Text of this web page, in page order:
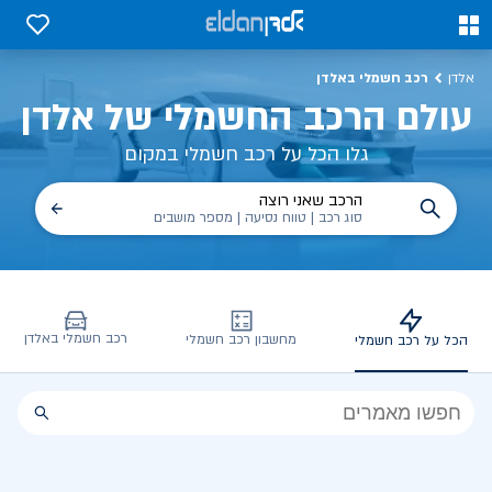
0
0
אלדן רכב חשמלי באלדן
עולם הרכב החשמלי של אלדן
גלו הכל על רכב חשמלי במקום
הרכב שאני רוצה
סוג רכב | טווח נסיעה | מספר מושבים
הכל על רכב חשמלי מחשבון רכב חשמלי רכב חשמלי באלדן
הכל
הכל על רכב חשמלי, שימושים, טכנולוגיה וכל מה שכדי לדעת | אלדן